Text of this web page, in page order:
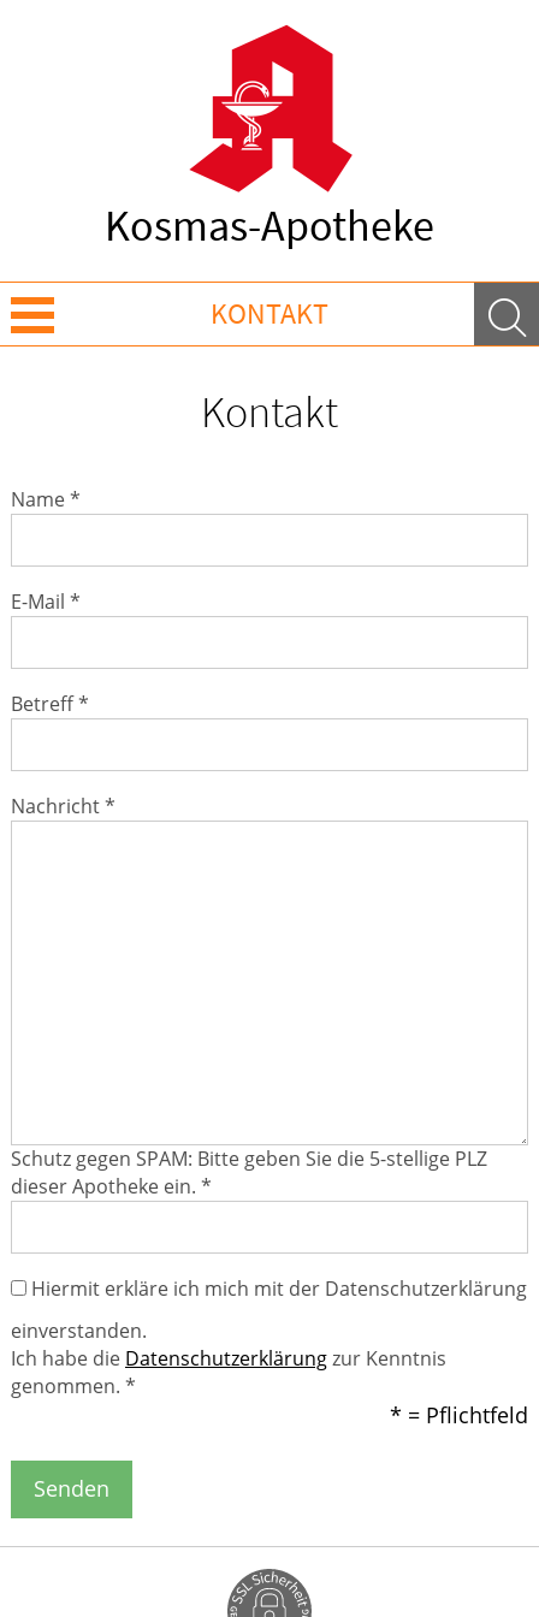
Kosmas-Apotheke
KONTAKT
Leistungen
Kontakt
Name *
E-Mail *
Betreff *
Nachricht *
Schutz gegen SPAM: Bitte geben Sie die 5-stellige PLZ
dieser Apotheke ein. *
Hiermit erkläre ich mich mit der Datenschutzerklärung
einverstanden.
Ich habe die Datenschutzerklärungzur Kenntnis
genommen. *
* = Pflichtfeld